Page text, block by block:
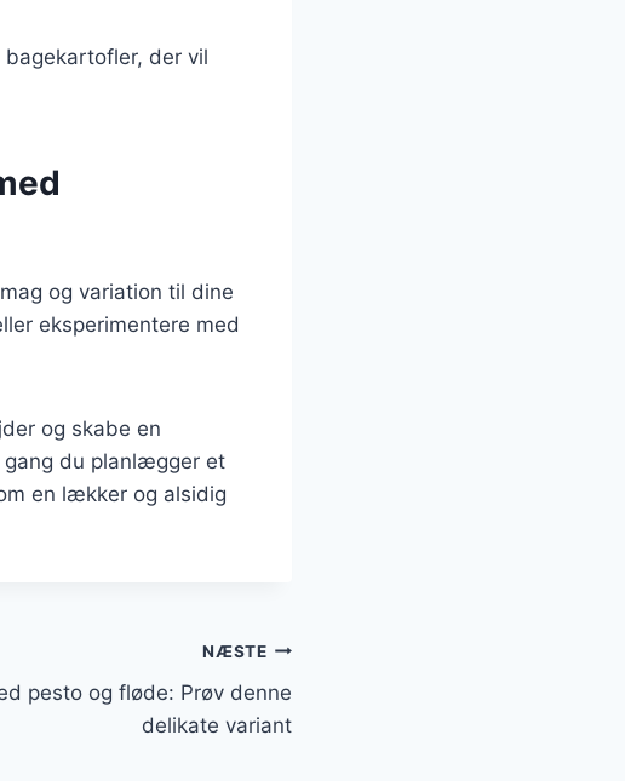
der vil
og variation til dine
eksperimentere med
og skabe en
du planlægger et
en lækker og alsidig
NÆSTE
pesto og fløde: Prøv denne
delikate variant